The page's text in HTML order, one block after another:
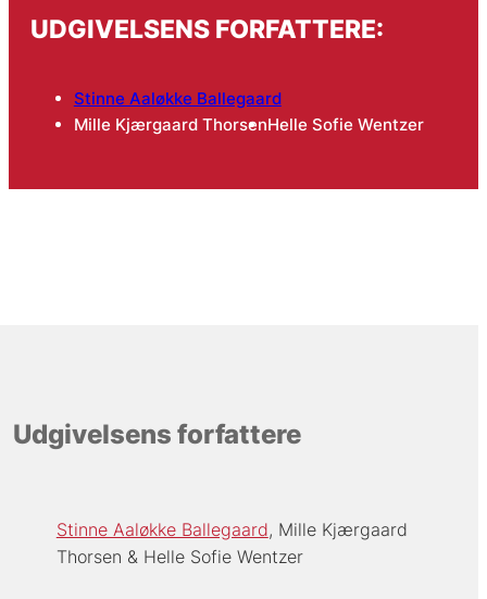
UDGIVELSENS FORFATTERE:
Stinne Aaløkke Ballegaard
Mille Kjærgaard ThorsenHelle Sofie Wentzer
Udgivelsens forfattere
Stinne Aaløkke Ballegaard Mille Kjærgaard
Thorsen
Helle Sofie Wentzer